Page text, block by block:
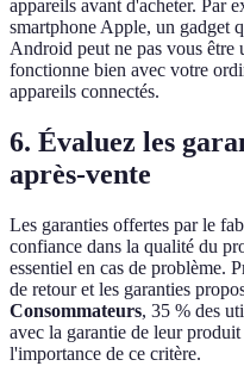
appareils avant d'acheter. Par
smartphone Apple, un gadget
Android peut ne pas vous être
fonctionne bien avec votre
appareils connectés.
6. Évaluez les
après-vente
Les garanties offertes par le
confiance dans la qualité du
essentiel en cas de problème.
de retour et les garanties
Consommateurs, 35 % des
avec la garantie de leur
l'importance de ce critère.